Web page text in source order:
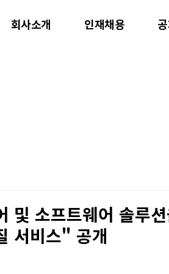
회사소개 인재채용
및 소프트웨어 솔루
서비스" 공개